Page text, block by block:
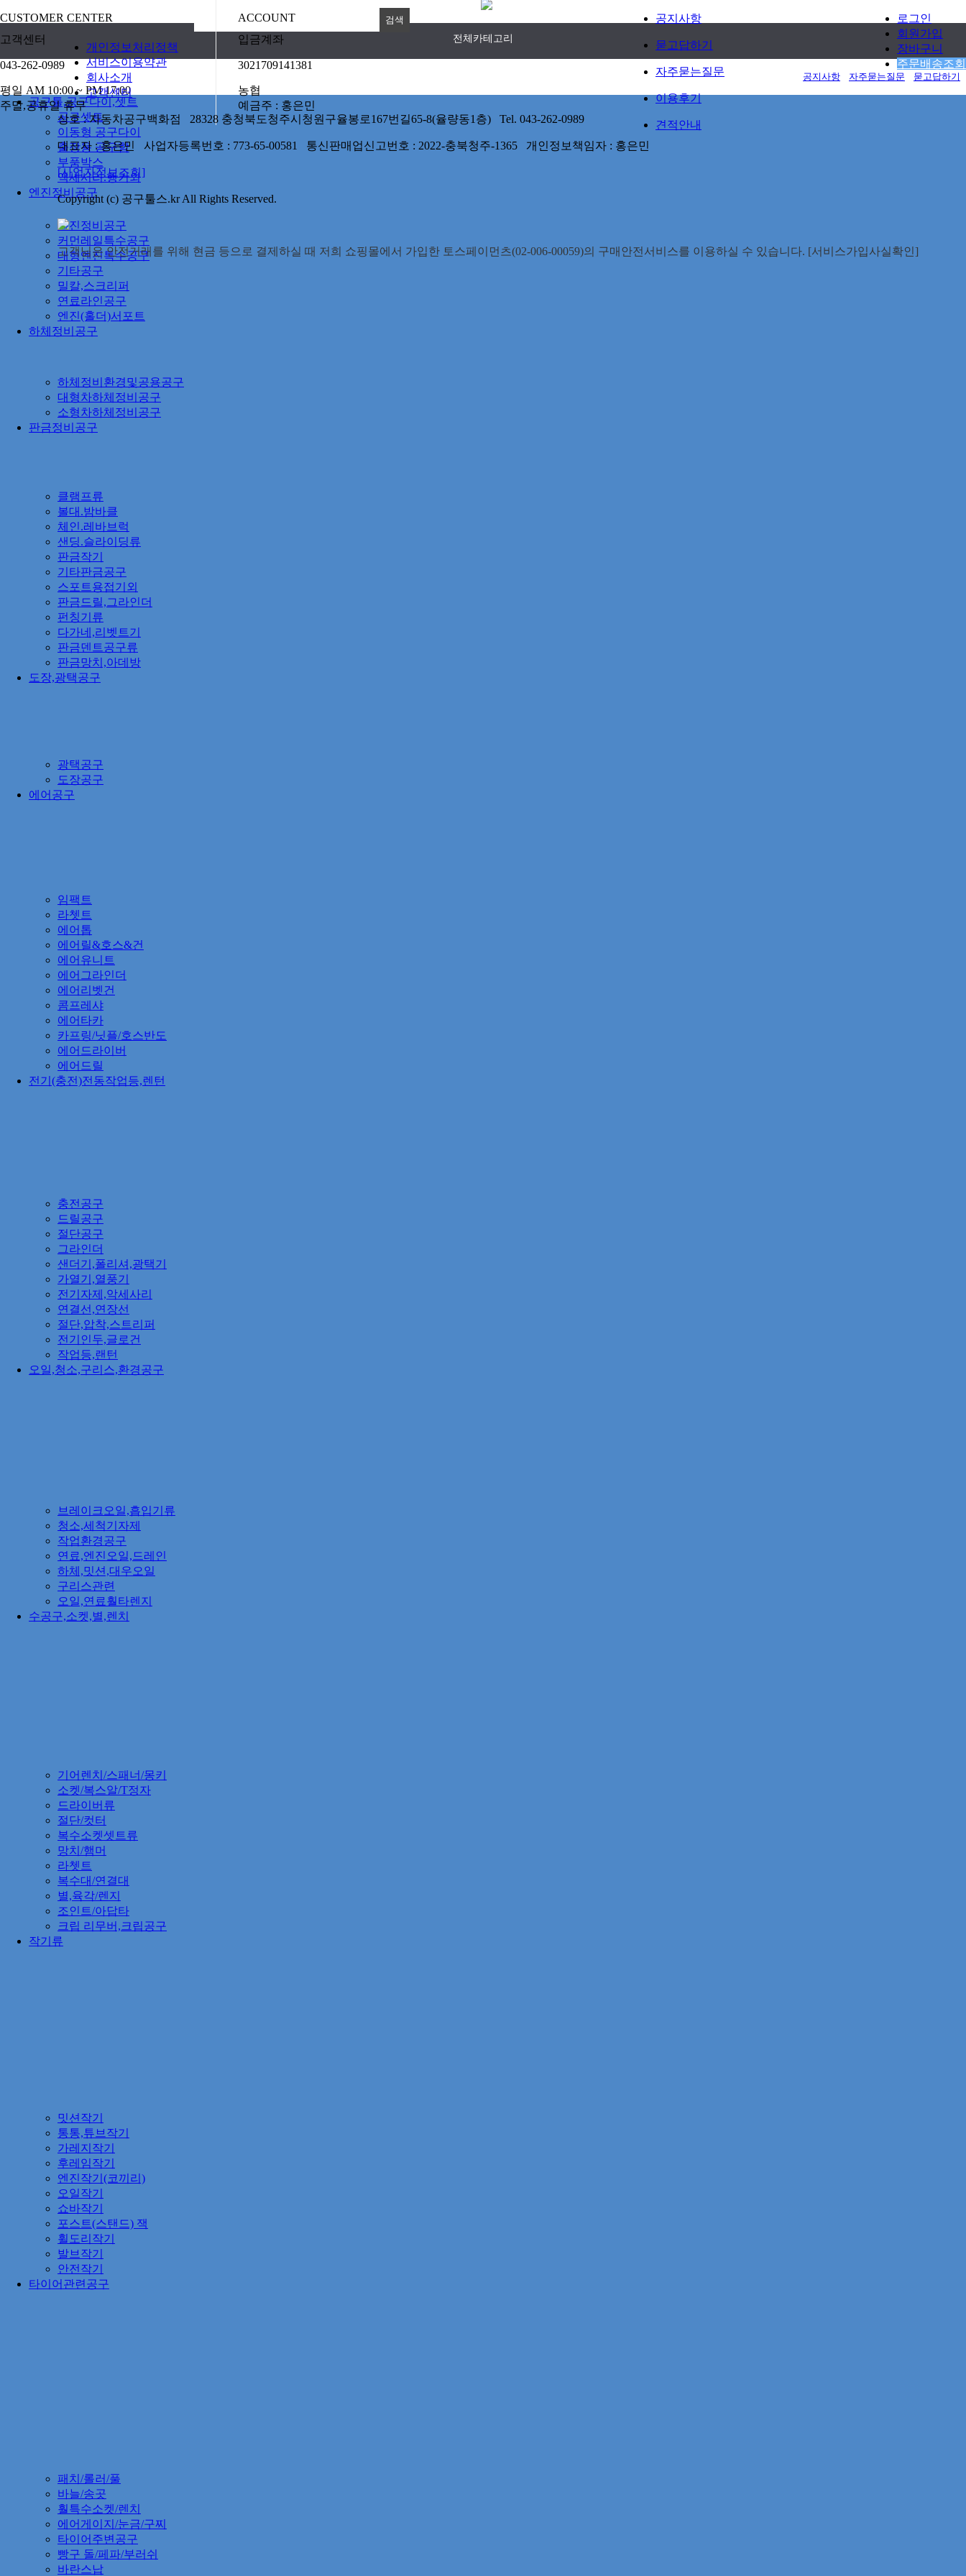
로그인
회원가입
장바구니
주문배송조회
전체카테고리
공지사항 자주묻는질문 묻고답하기
공구툴,공구다이,셋트
공구셋트
이동형 공구다이
출장용 공구함
부품박스
액세서리.행거외
엔진정비공구
엔진정비공구
커먼레일특수공구
대형엔진특수공구
기타공구
밀칼,스크리퍼
연료라인공구
엔진(홀더)서포트
하체정비공구
하체정비환경및공용공구
대형차하체정비공구
소형차하체정비공구
판금정비공구
클램프류
볼대.밤바클
체인.레바브럭
샌딩.슬라이딩류
판금작기
기타판금공구
스포트용접기외
판금드릴,그라인더
펀칭기류
다가네,리벳트기
판금덴트공구류
판금망치,아데방
도장,광택공구
광택공구
도장공구
에어공구
임팩트
라쳇트
에어톱
에어릴&호스&건
에어유니트
에어그라인더
에어리벳건
콤프레샤
에어타카
카프링/닛플/호스반도
에어드라이버
에어드릴
전기(충전)전동작업등,렌턴
충전공구
드릴공구
절단공구
그라인더
샌더기,폴리셔,광택기
가열기,열풍기
전기자제,악세사리
연결선,연장선
절단,압착,스트리퍼
전기인두,글로건
작업등,랜턴
오일,청소,구리스,환경공구
브레이크오일,흡입기류
청소,세척기자제
작업환경공구
연료,엔진오일,드레인
하체,밋션,대우오일
구리스관련
오일,연료훨타렌지
수공구,소켓,별,렌치
기어렌치/스패너/몽키
소켓/복스알/T정자
드라이버류
절단/컷터
복수소켓셋트류
망치/햄머
라쳇트
복수대/연결대
별,육각/렌지
조인트/아답타
크립 리무버,크립공구
작기류
밋션작기
통통,튜브작기
가레지작기
후레임작기
엔진작기(코끼리)
오일작기
쇼바작기
포스트(스탠드) 잭
휠도리작기
발브작기
안전작기
타이어관련공구
패치/롤러/풀
바늘/송곳
훨특수소켓/렌치
에어게이지/눈금/구찌
타이어주변공구
빵구 돌/페파/부러쉬
바란스납
CUSTOMER CENTER
고객센터
043-262-0989
평일 AM 10:00 ~ PM 17:00
주말,공휴일 휴무
ACCOUNT
입금계좌
3021709141381
농협
예금주 : 홍은민
공지사항
묻고답하기
자주묻는질문
이용후기
견적안내
개인정보처리정책
서비스이용약관
회사소개
고객센터
상호 : 자동차공구백화점 28328 충청북도청주시청원구율봉로167번길65-8(율량동1층) Tel. 043-262-0989
대표자 : 홍은민 사업자등록번호 : 773-65-00581 통신판매업신고번호 : 2022-충북청주-1365 개인정보책임자 : 홍은민
[사업자정보조회]
Copyright (c) 공구툴스.kr All Rights Reserved.
고객님은 안전거래를 위해 현금 등으로 결제하실 때 저희 쇼핑몰에서 가입한 토스페이먼츠(02-006-00059)의 구매안전서비스를 이용하실 수 있습니다. [서비스가입사실확인]